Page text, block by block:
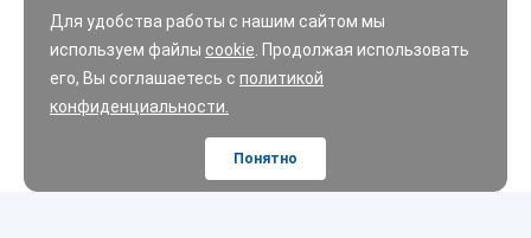
Для удобства работы с нашим сайтом мы
используем файлы cookie . Продолжая использовать
его, Вы соглашаетесь с политикой
конфиденциальности.
Понятно